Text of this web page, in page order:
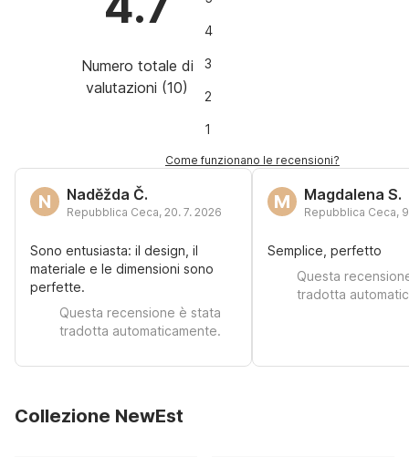
Numero totale di
valutazioni (10)
4
3
2
1
Come funzionano le recensioni?
N Naděžda Č.
Repubblica Ceca, 20. 7. 2026
Sono entusiasta: il design, il
materiale e le dimensioni sono
perfette.
Questa recensione è stata
tradotta automaticamente.
M Magdalena S.
Repubblica Ceca,
Semplice, perfetto
Questa
tradotta
Collezione NewEst